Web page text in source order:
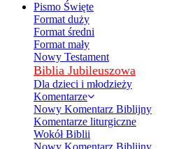
Pismo Święte
Format duży
Format średni
Format mały
Nowy Testament
Biblia Jubileuszowa
Dla dzieci i młodzieży
Komentarze
Nowy Komentarz Biblijny
Komentarze liturgiczne
Wokół Biblii
Nowy Komentarz Biblijny